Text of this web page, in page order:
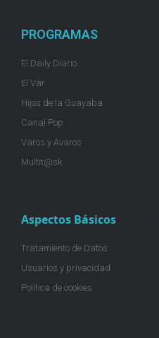
PROGRAMAS
El Daily Diario
El Var
Hijos de la Guayaba
Canal Pop
Varos y Avaros
Multit@sk
Aspectos Básicos
Tratamiento de Datos
Usuarios y privacidad
Política de cookies